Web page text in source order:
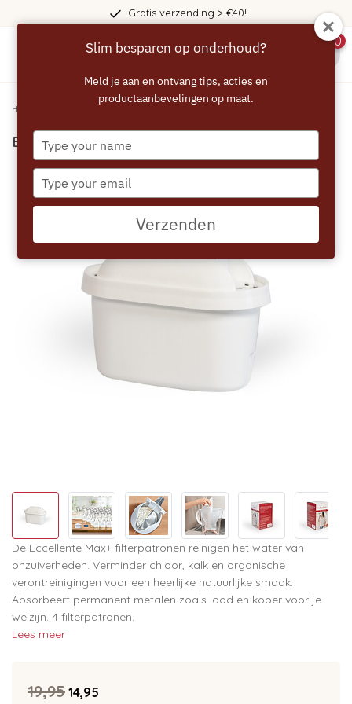
Gratis verzending > €40!
0
Home
ECCELLENTE MAX+ Filterpatronen 3+1 gratis
De Eccellente Max+ filterpatronen reinigen het water van
onzuiverheden. Verminder chloor, kalk en organische
verontreinigingen voor een heerlijke natuurlijke smaak.
Absorbeert permanent metalen zoals lood en koper voor je
welzijn. 4 filterpatronen.
Lees meer
19,95 14,95
Slim besparen op onderhoud?
Meld je aan en ontvang tips, acties en
productaanbevelingen op maat.
Type
your
name
Type
your
email
Verzenden